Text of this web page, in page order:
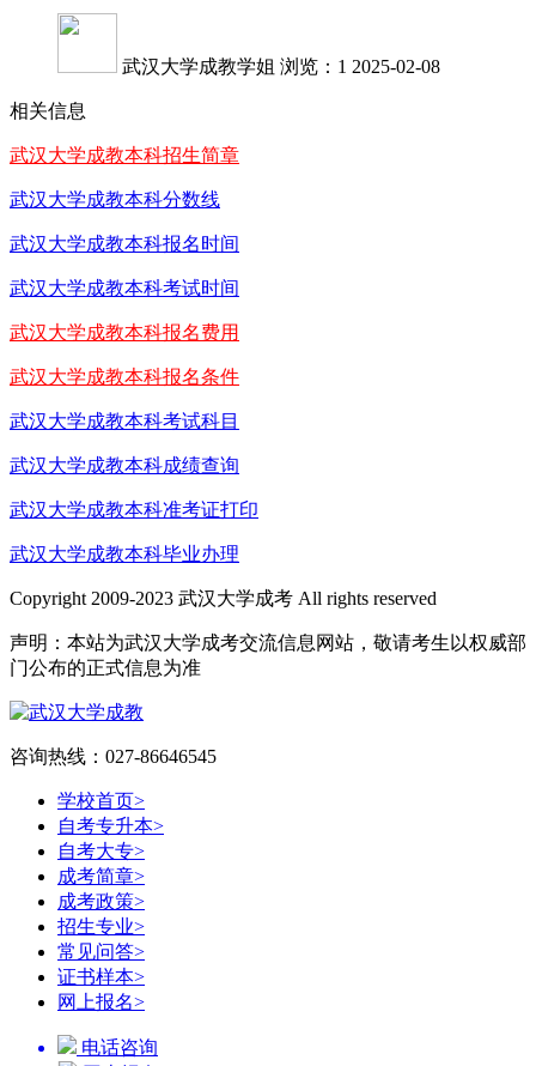
武汉大学成教学姐 浏览：1 2025-02-08
相关信息
武汉大学成教本科招生简章
武汉大学成教本科分数线
武汉大学成教本科报名时间
武汉大学成教本科考试时间
武汉大学成教本科报名费用
武汉大学成教本科报名条件
武汉大学成教本科考试科目
武汉大学成教本科成绩查询
武汉大学成教本科准考证打印
武汉大学成教本科毕业办理
Copyright 2009-2023 武汉大学成考 All rights reserved
声明：本站为武汉大学成考交流信息网站，敬请考生以权威部
门公布的正式信息为准
咨询热线：027-86646545
学校首页>
自考专升本>
自考大专>
成考简章>
成考政策>
招生专业>
常见问答>
证书样本>
网上报名>
电话咨询